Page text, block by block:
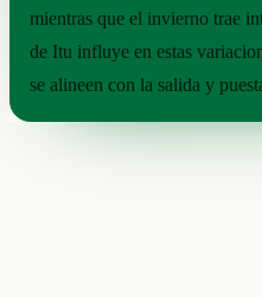
mientras que el invierno trae
de Itu influye en estas
se alineen con la salida y